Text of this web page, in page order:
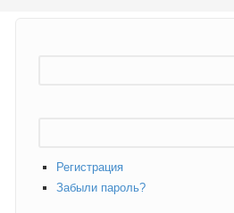
Регистрация
Забыли пароль?